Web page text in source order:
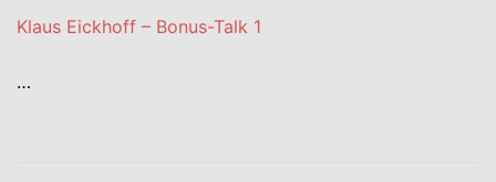
Klaus Eickhoff – Bonus-Talk 1
…